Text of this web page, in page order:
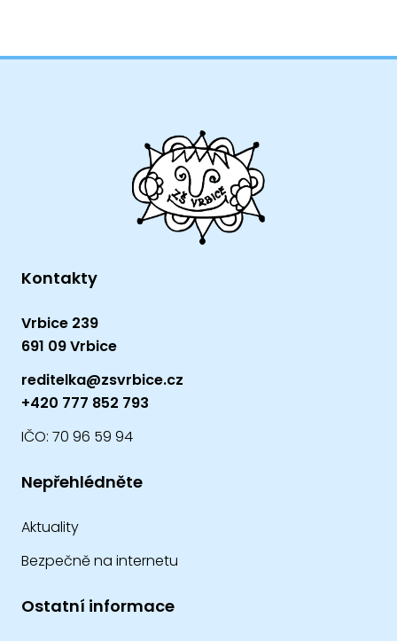
Kontakty
Vrbice 239
691 09 Vrbice
reditelka@zsvrbice.cz
+420 777 852 793
IČO: 70 96 59 94
Nepřehlédněte
Aktuality
Bezpečně na internetu
Ostatní informace